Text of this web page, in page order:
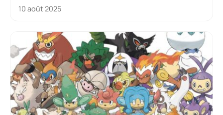
10 août 2025